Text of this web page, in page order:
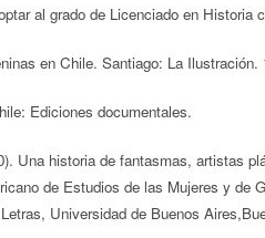
al grado de Licenciado en
en Chile. Santiago: La Ilustración.
Ediciones documentales.
Una historia de fantasmas, artistas
de Estudios de las Mujeres y
Universidad de Buenos